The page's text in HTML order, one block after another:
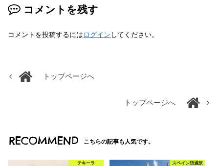
コメントを残す
コメントを投稿するにはログイン してください。
トップページへ
トップページへ
RECOMMEND こちらの記事も人気です。
テキーラ スペイン語通訳